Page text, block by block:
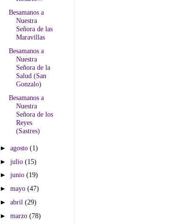
Besamanos a
Nuestra
Señora de las
Maravillas
Besamanos a
Nuestra
Señora de la
Salud (San
Gonzalo)
Besamanos a
Nuestra
Señora de los
Reyes
(Sastres)
►agosto(1)
►julio(15)
►junio(19)
►mayo(47)
►abril(29)
►marzo(78)